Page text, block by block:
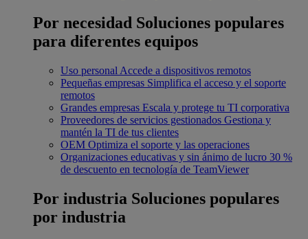
Por necesidad Soluciones populares
para diferentes equipos
Uso personal Accede a dispositivos remotos
Pequeñas empresas Simplifica el acceso y el soporte
remotos
Grandes empresas Escala y protege tu TI corporativa
Proveedores de servicios gestionados Gestiona y
mantén la TI de tus clientes
OEM Optimiza el soporte y las operaciones
Organizaciones educativas y sin ánimo de lucro 30 %
de descuento en tecnología de TeamViewer
Por industria Soluciones populares
por industria